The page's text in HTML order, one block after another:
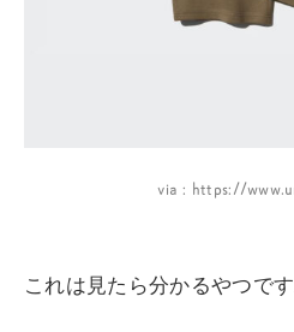
via : https://
これは見たら分かるやつで